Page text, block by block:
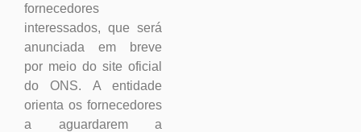
fornecedores
interessados, que será
anunciada em breve
por meio do site oficial
do ONS. A entidade
orienta os fornecedores
a aguardarem a